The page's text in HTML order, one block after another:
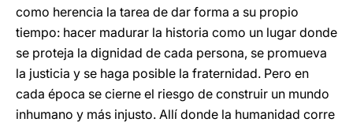
como herencia la tarea de dar forma a su propio
tiempo: hacer madurar la historia como un lugar donde
se proteja la dignidad de cada persona, se promueva
la justicia y se haga posible la fraternidad. Pero en
cada época se cierne el riesgo de construir un mundo
inhumano y más injusto. Allí donde la humanidad corre